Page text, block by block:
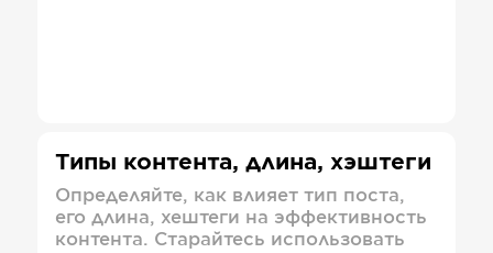
Типы контента, длина, хэштеги
Определяйте, как влияет тип поста,
его длина, хештеги на эффективность
контента. Старайтесь использовать